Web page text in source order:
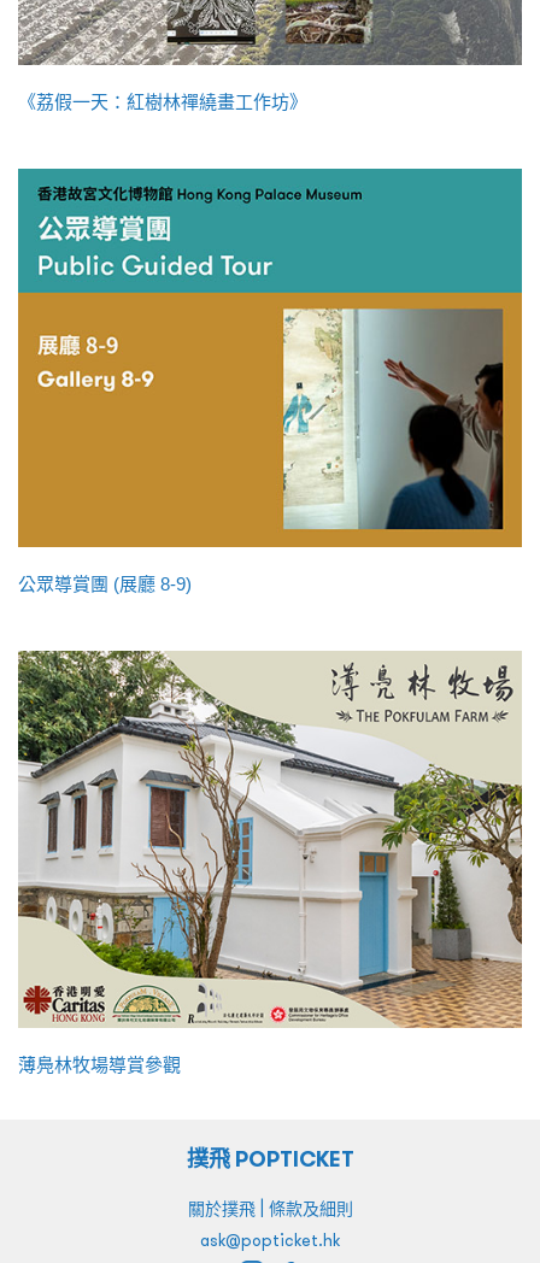
《荔假一天：紅樹林禪繞畫工作坊》
公眾導賞團 (展廳 8-9)
薄鳧林牧場導賞參觀
撲飛 POPTICKET
關於撲飛| 條款及細則
ask@popticket.hk